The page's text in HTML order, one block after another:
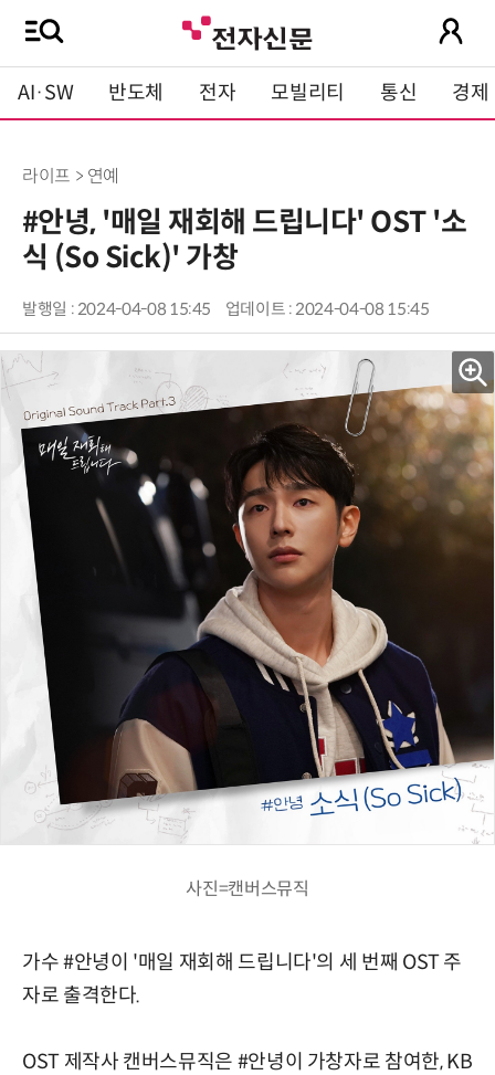
AI·SW 반도체 전자 모빌리티 통신 경제
라이프 > 연예
#안녕, '매일 재회해 드립니다' OST '소
식 (So Sick)' 가창
발행일 : 2024-04-08 15:45 업데이트 : 2024-04-08 15:45
사진=캔버스뮤직
가수 #안녕이 '매일 재회해 드립니다'의 세 번째 OST 주
자로 출격한다.
OST 제작사 캔버스뮤직은 #안녕이 가창자로 참여한, KB